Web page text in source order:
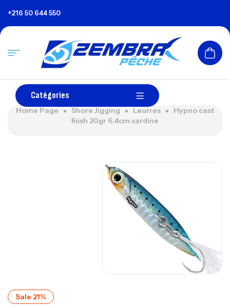
+216 50 644 550
Catégories
Home Page Shore Jigging Leurres
Hypno cast
fiiish 20gr 6.4cm sardine
Sale 21%